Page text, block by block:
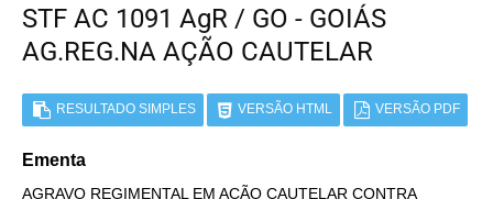
STF AC 1091 AgR / GO - GOIÁS
AG.REG.NA AÇÃO CAUTELAR
RESULTADO SIMPLES VERSÃO HTML VERSÃO PDF
Ementa
AGRAVO REGIMENTAL EM AÇÃO CAUTELAR CONTRA